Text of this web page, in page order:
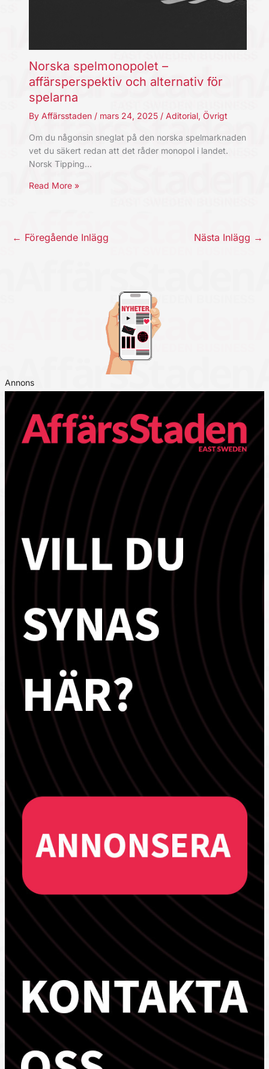
Norska spelmonopolet –
affärsperspektiv och alternativ för
spelarna
By Affärsstaden / mars 24, 2025 / Aditorial, Övrigt
Om du någonsin sneglat på den norska spelmarknaden
vet du säkert redan att det råder monopol i landet.
Norsk Tipping…
Read More »
← Föregående Inlägg Nästa Inlägg →
Annons